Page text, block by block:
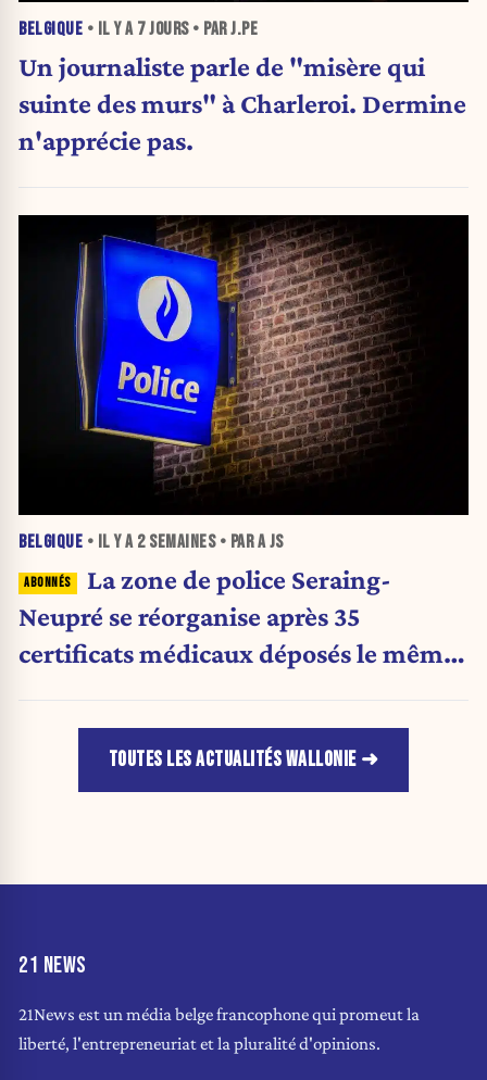
BELGIQUE • IL Y A 7 JOURS• PAR J.PE
Un journaliste parle de "misère qui
suinte des murs" à Charleroi. Dermine
n'apprécie pas.
BELGIQUE • IL Y A 2 SEMAINES• PAR A JS
La zone de police Seraing-
Neupré se réorganise après 35
certificats médicaux déposés le même
TOUTES LES ACTUALITÉS WALLONIE
21 NEWS
21News est un média belge francophone qui promeut la
liberté, l'entrepreneuriat et la pluralité d'opinions.